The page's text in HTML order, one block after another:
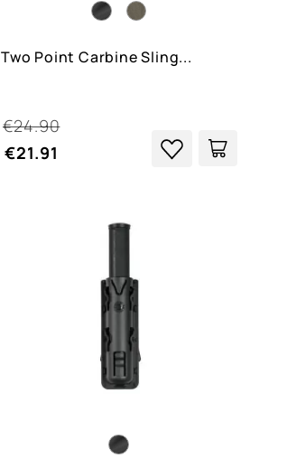
Two Point Carbine Sling...
€21.91
€24.90